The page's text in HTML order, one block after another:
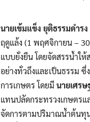
นายเข้มแข็ง ยุติธรรมดำร
ฤดูแล้ง (1 พฤศจิกายน –
แบบยั่งยืน โดยจัดสรรน้ำใ
อย่างทั่วถึงและเป็นธรรม
การเกษตร โดยมี นายเศร
แทนปลัดกระทรวงเกษตร
จัดการตามปริมาณน้ำต้นทุ